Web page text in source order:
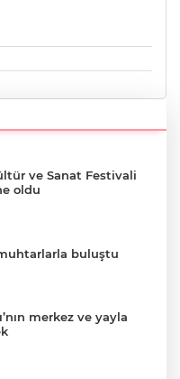
ve Sanat Festivali
oldu
buluştu
merkez ve yayla